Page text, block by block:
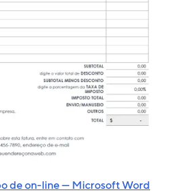
de on-line — Microsoft Word